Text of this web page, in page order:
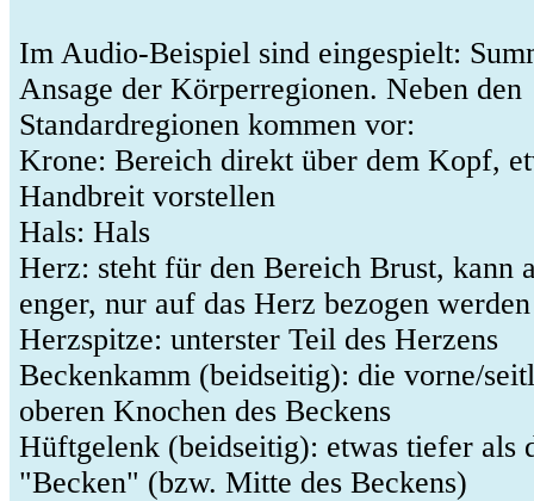
Im Audio-Beispiel sind eingespielt:
Ansage der Körperregionen. Neben den
Standardregionen kommen vor:
Krone: Bereich direkt über dem Kopf,
Handbreit vorstellen
Hals: Hals
Herz: steht für den Bereich Brust, kann
enger, nur auf das Herz bezogen werden
Herzspitze: unterster Teil des Herzens
Beckenkamm (beidseitig): die vorne/
oberen Knochen des Beckens
Hüftgelenk (beidseitig): etwas tiefer als
"Becken" (bzw. Mitte des Beckens)